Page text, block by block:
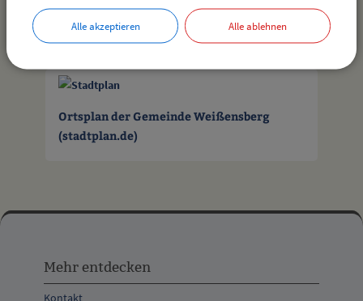
Ortsplan der Gemeinde Weißensberg
(stadtplan.de)
entdecken,
Öffnungszeiten
Mehr entdecken
Kontakt
Alle akzeptieren Alle ablehnen